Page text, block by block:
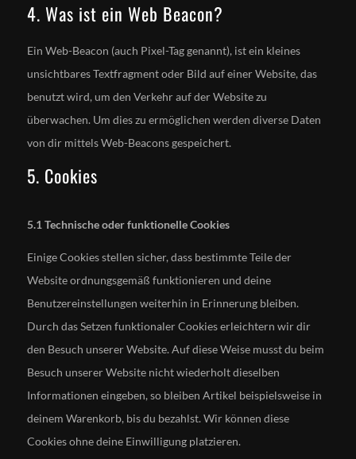
4. Was ist ein Web Beacon?
Ein Web-Beacon (auch Pixel-Tag genannt), ist ein kleines
unsichtbares Textfragment oder Bild auf einer Website, das
benutzt wird, um den Verkehr auf der Website zu
überwachen. Um dies zu ermöglichen werden diverse Daten
von dir mittels Web-Beacons gespeichert.
5. Cookies
5.1 Technische oder funktionelle Cookies
Einige Cookies stellen sicher, dass bestimmte Teile der
Website ordnungsgemäß funktionieren und deine
Benutzereinstellungen weiterhin in Erinnerung bleiben.
Durch das Setzen funktionaler Cookies erleichtern wir dir
den Besuch unserer Website. Auf diese Weise musst du beim
Besuch unserer Website nicht wiederholt dieselben
Informationen eingeben, so bleiben Artikel beispielsweise in
deinem Warenkorb, bis du bezahlst. Wir können diese
Cookies ohne deine Einwilligung platzieren.